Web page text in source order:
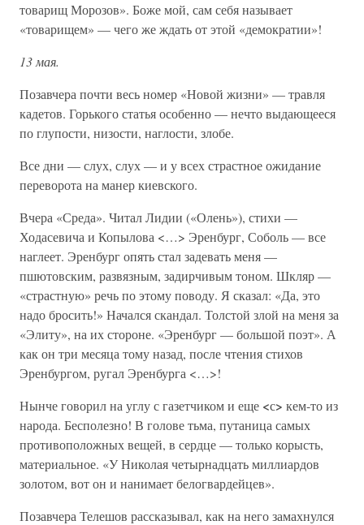
товарищ Морозов». Боже мой, сам себя называет
«товарищем» — чего же ждать от этой «демократии»!
13 мая.
Позавчера почти весь номер «Новой жизни» — травля
кадетов. Горького статья особенно — нечто выдающееся
по глупости, низости, наглости, злобе.
Все дни — слух, слух — и у всех страстное ожидание
переворота на манер киевского.
Вчера «Среда». Читал Лидии («Олень»), стихи —
Ходасевича и Копылова <…> Эренбург, Соболь — все
наглеет. Эренбург опять стал задевать меня —
пшютовским, развязным, задирчивым тоном. Шкляр —
«страстную» речь по этому поводу. Я сказал: «Да, это
надо бросить!» Начался скандал. Толстой злой на меня за
«Элиту», на их стороне. «Эренбург — большой поэт». А
как он три месяца тому назад, после чтения стихов
Эренбургом, ругал Эренбурга <…>!
Нынче говорил на углу с газетчиком и еще <с> кем-то из
народа. Бесполезно! В голове тьма, путаница самых
противоположных вещей, в сердце — только корысть,
материальное. «У Николая четырнадцать миллиардов
золотом, вот он и нанимает белогвардейцев».
Позавчера Телешов рассказывал, как на него замахнулся